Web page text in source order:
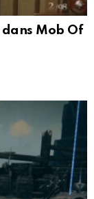
dans Mob Of